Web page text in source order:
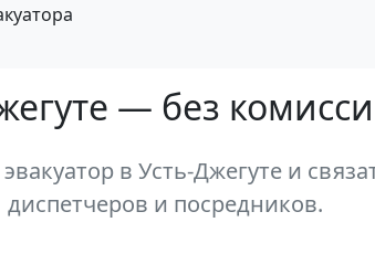
— без
в Усть-Джегуте и
диспетчеров и посредников.